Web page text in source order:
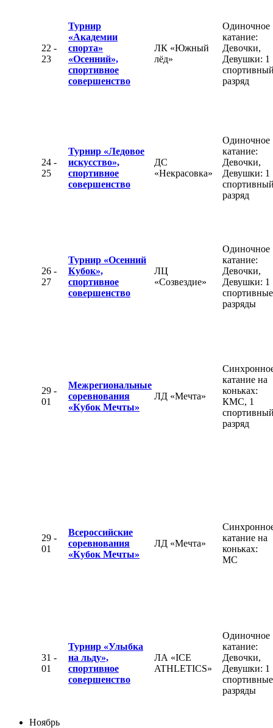
22 -
23
Турнир
«Академии
спорта»
«Осенний»,
спортивное
совершенство
ЛК «Южный
лёд»
Одиночное
катание:
Девочки,
Девушки: 1
разряд
24 -
25
Турнир «Ледовое
искусство»,
спортивное
совершенство
ДС
«Некрасовка»
Одиночное
катание:
Девочки,
Девушки: 1
разряд
26 -
27
Турнир «Осенний
Кубок»,
спортивное
совершенство
ЛЦ
«Созвездие»
Одиночное
катание:
Девочки,
Девушки: 1
спортивные
разряды
29 -
01
Межрегиональные
соревнования
«Кубок Мечты»
ЛД «Мечта»
катание на
коньках:
КМС, 1
разряд
29 -
01
Всероссийские
соревнования
«Кубок Мечты»
ЛД «Мечта»
катание на
коньках:
МС
31 -
01
Турнир «Улыбка
на льду»,
спортивное
совершенство
ЛА «ICE
ATHLETICS»
Одиночное
катание:
Девочки,
Девушки: 1
спортивные
разряды
Ноябрь